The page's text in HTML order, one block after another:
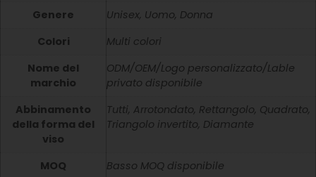
Genere
Unisex, Uomo, Donna
Colori
Multi colori
Nome del
marchio
ODM/OEM/Logo personalizzato/Lable
privato disponibile
Abbinamento
della forma del
viso
Tutti, Arrotondato, Rettangolo, Quadrato,
Triangolo invertito, Diamante
MOQ
Basso MOQ disponibile